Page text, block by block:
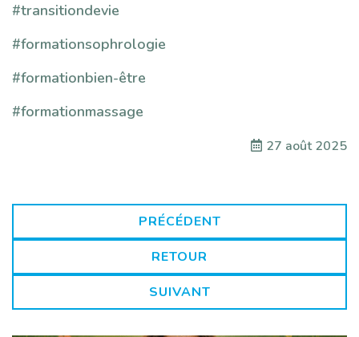
#transitiondevie
#formationsophrologie
#formationbien-être
#formationmassage
27 août 2025
PRÉCÉDENT
RETOUR
SUIVANT